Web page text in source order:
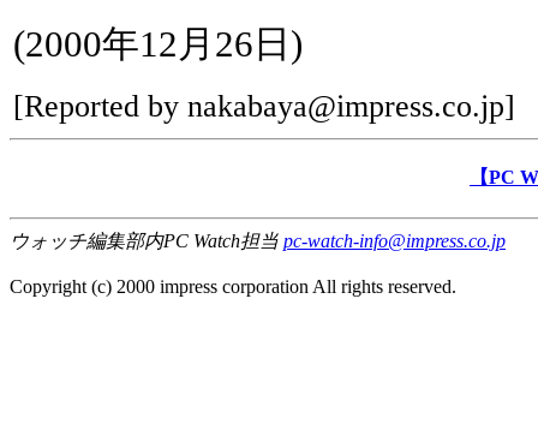
(2000年12月26日)
[Reported by nakabaya@impress.co.jp]
【PC
ウォッチ編集部内PC Watch担当 pc-watch-info@impress.co.jp
Copyright (c) 2000 impress corporation All rights reserved.